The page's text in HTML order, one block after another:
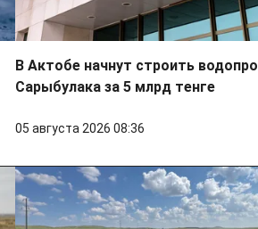
В Актобе начнут строить
Сарыбулака за 5 млрд тенге
05 августа 2026 08:36